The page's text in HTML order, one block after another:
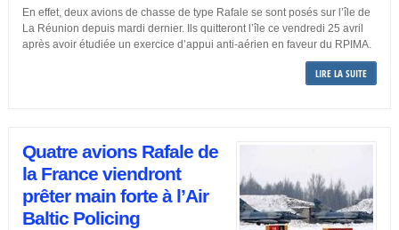
En effet, deux avions de chasse de type Rafale se sont posés sur l’île de
La Réunion depuis mardi dernier. Ils quitteront l’île ce vendredi 25 avril
après avoir étudiée un exercice d’appui anti-aérien en faveur du RPIMA.
LIRE LA SUITE
Quatre avions Rafale de
la France viendront
prêter main forte à l’Air
Baltic Policing